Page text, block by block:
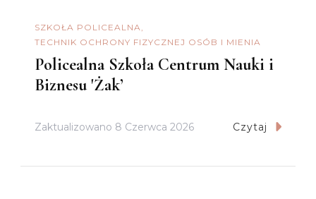
SZKOŁA POLICEALNA
TECHNIK OCHRONY FIZYCZNEJ OSÓB I MIENIA
Policealna Szkoła Centrum Nauki i
Biznesu 'Żak’
Zaktualizowano 8 Czerwca 2026 Czytaj